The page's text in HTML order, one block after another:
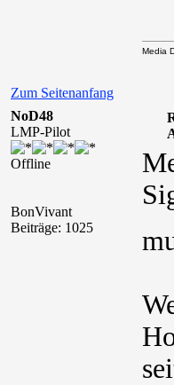
Zum Seitenanfang
Media
NoD48
LMP-Pilot
Offline
BonVivant
Beiträge: 1025